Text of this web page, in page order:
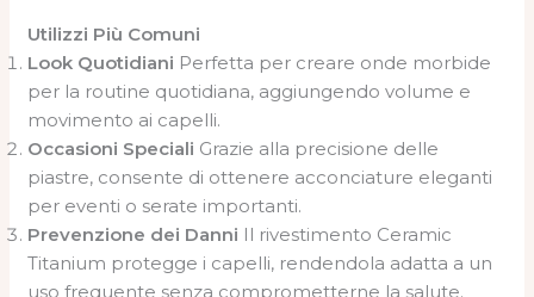
Utilizzi Più Comuni
Look Quotidiani Perfetta per creare onde morbide
per la routine quotidiana, aggiungendo volume e
movimento ai capelli.
Occasioni Speciali Grazie alla precisione delle
piastre, consente di ottenere acconciature eleganti
per eventi o serate importanti.
Prevenzione dei Danni Il rivestimento Ceramic
Titanium protegge i capelli, rendendola adatta a un
uso frequente senza comprometterne la salute.